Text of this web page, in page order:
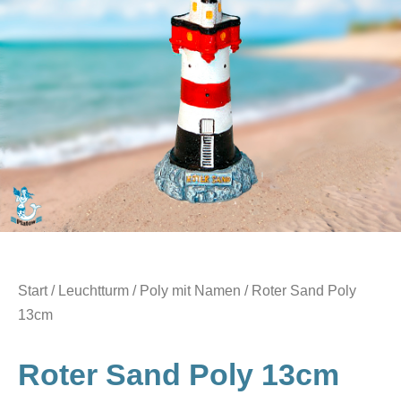
Start/ Leuchtturm / Poly mit Namen / Roter Sand Poly
13cm
Roter Sand Poly 13cm